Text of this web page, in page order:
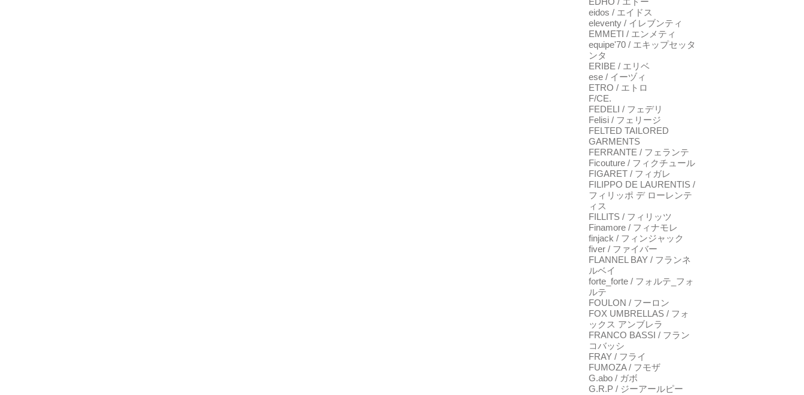
eidos / エイドス
eleventy / イレブンティ
EMMETI / エンメティ
equipe'70 / エキップセッタ
ンタ
ERIBE / エリベ
ese / イーヅィ
ETRO / エトロ
F/CE.
FEDELI / フェデリ
Felisi / フェリージ
FELTED TAILORED
GARMENTS
FERRANTE / フェランテ
Ficouture / フィクチュール
FIGARET / フィガレ
FILIPPO DE LAURENTIS /
フィリッポ デ ローレンテ
ィス
FILLITS / フィリッツ
Finamore / フィナモレ
finjack / フィンジャック
fiver / ファイバー
FLANNEL BAY / フランネ
ルベイ
forte_forte / フォルテ_フォ
ルテ
FOULON / フーロン
FOX UMBRELLAS / フォ
ックス アンブレラ
FRANCO BASSI / フラン
コバッシ
FRAY / フライ
FUMOZA / フモザ
G.abo / ガボ
G.R.P / ジーアールピー